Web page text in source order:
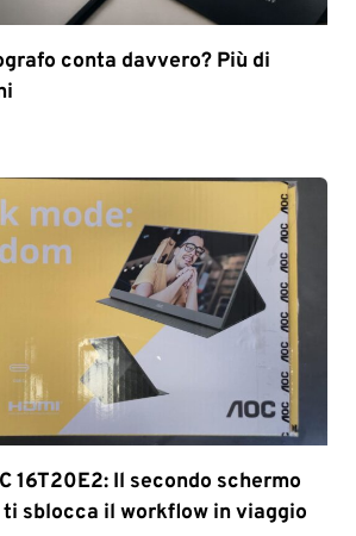
conta davvero? Più di
16T20E2: Il secondo schermo
sblocca il workflow in viaggio